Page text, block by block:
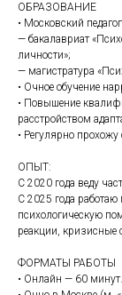
ОБРАЗОВАНИЕ
• Московский
— бакалавриат
личности»;
— магистратура
• Очное обучение
• Повышение
расстройством
• Регулярно
ОПЫТ:
С 2020 года веду
С 2025 года
психологическую
реакции, кризисные
ФОРМАТЫ РАБОТЫ
• Онлайн — 60 минут.